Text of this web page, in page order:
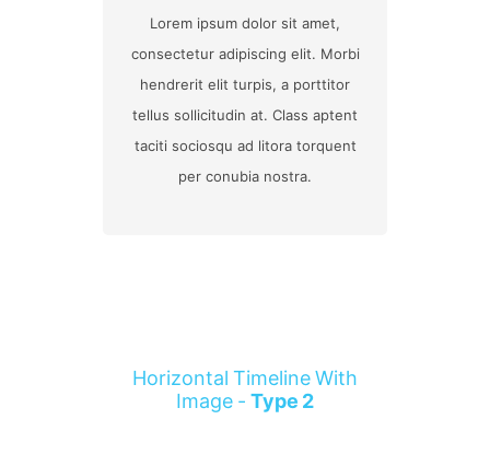
Lorem ipsum dolor sit amet,
consectetur adipiscing elit. Morbi
hendrerit elit turpis, a porttitor
tellus sollicitudin at. Class aptent
taciti sociosqu ad litora torquent
per conubia nostra.
Horizontal Timeline With
Image -Type 2